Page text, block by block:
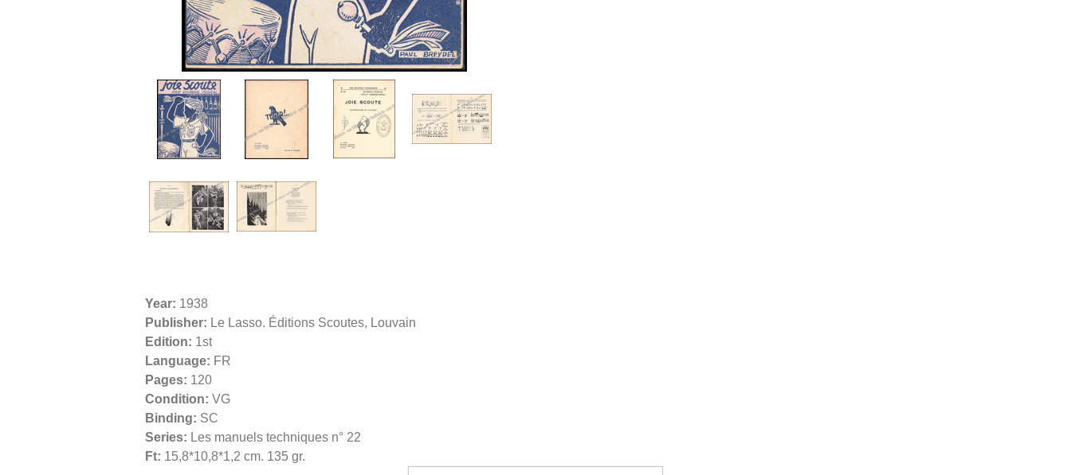
Year: 1938
Publisher: Le Lasso. Éditions Scoutes, Louvain
Edition: 1st
Language: FR
Pages: 120
Condition: VG
Binding: SC
Series: Les manuels techniques n° 22
Ft: 15,8*10,8*1,2 cm. 135 gr.